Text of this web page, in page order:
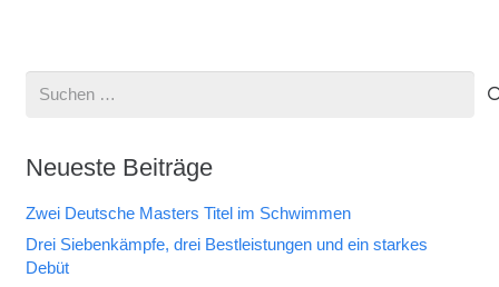
Suchen
Neueste Beiträge
Zwei Deutsche Masters Titel im Schwimmen
Drei Siebenkämpfe, drei Bestleistungen und ein starkes
Debüt